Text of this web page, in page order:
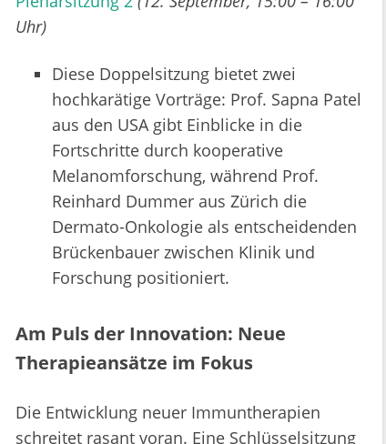
Uhr)
Diese Doppelsitzung bietet zwei
hochkarätige Vorträge: Prof. Sapna Patel
aus den USA gibt Einblicke in die
Fortschritte durch kooperative
Melanomforschung, während Prof.
Reinhard Dummer aus Zürich die
Dermato-Onkologie als entscheidenden
Brückenbauer zwischen Klinik und
Forschung positioniert.
Am Puls der Innovation: Neue
Therapieansätze im Fokus
Die Entwicklung neuer Immuntherapien
schreitet rasant voran. Eine Schlüsselsitzung